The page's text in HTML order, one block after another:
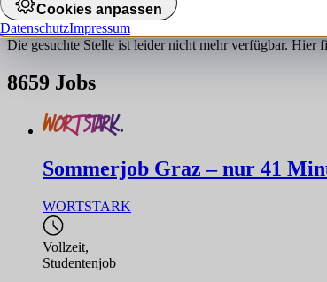
Job nicht gefunden!
Die gesuchte Stelle ist leider nicht mehr verfügbar. Hier
8659 Jobs
Sommerjob Graz – nur 41
WORTSTARK
Vollzeit,
Studentenjob
Cookies anpassen
DatenschutzImpressum